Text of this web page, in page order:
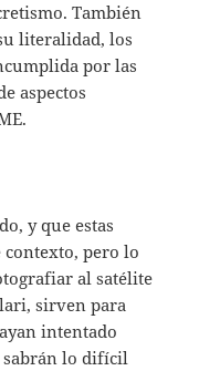
También
literalidad, los
por las
aspectos
y que estas
contexto, pero lo
al satélite
sirven para
intentado
sabrán lo difícil